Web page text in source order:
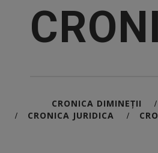
CRONICA DIMINEȚII /
/ CRONICA JURIDICA /